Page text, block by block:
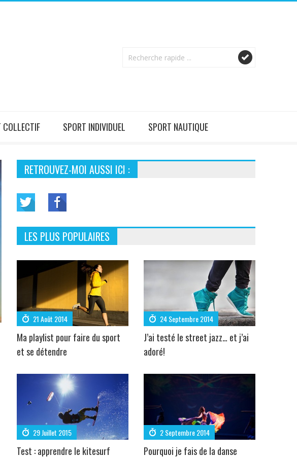
COLLECTIF SPORT INDIVIDUEL SPORT NAUTIQUE
RETROUVEZ-MOI AUSSI ICI :
LES PLUS POPULAIRES
21 Août 2014
Ma playlist pour faire du sport
et se détendre
29 Juillet 2015
Test : apprendre le kitesurf
24 Septembre 2014
J’ai testé le street jazz… et j’ai
adoré!
2 Septembre 2014
Pourquoi je fais de la danse